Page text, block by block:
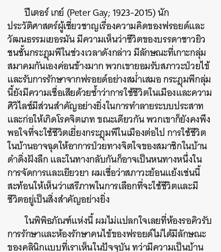
ปีเตอร์ เกย์ (Peter Gay; 1923-2015) นัก
ประวัติศาสตร์ผู้เชี่ยวชาญเรื่องความคิดของฟรอยด์และ
วัฒนธรรมเยอรมัน มีความเห็นว่าชีวิตของบรรดาชาวยิว
ชนชั้นกระฎุมพีในช่วงเวลาดังกล่าว มีลักษณะที่เกาะกลุ่ม
สมาคมกันเองค่อนข้างมาก พวกเขายอมรับสภาวะป่วยไข้
และรับการรักษาจากฟรอยด์อย่างสม่ำเสมอ กระฎุมพีกลุ่ม
นี้ยังมีความเชื่อเสียด้วยซ้ำว่าการใช้ชีวิตในเมืองและความ
ศิวิไลซ์มีส่วนสำคัญอย่างยิ่งในการทำลายระบบประสาท
และก่อให้เกิดโรคจิตเภท ขณะเดียวกัน พวกเขาก็ยังคงพึง
พอใจที่จะใช้ชีวิตเยี่ยงกระฎุมพีในเมืองต่อไป การใช้ชีวิต
ในบ้านอาจฉุดให้อาการป่วยทางจิตใจของสมาชิกในบ้าน
ดำดิ่งฝังลึก และในทางกลับกันก็อาจเป็นหนทางหนึ่งใน
การจัดการและเยียวยา ผมเชื่อว่าสภาวะย้อนแย้งเช่นนี้
สะท้อนให้เห็นว่าเสรีภาพในการเลือกที่จะใช้ชีวิตและมี
ชีวิตอยู่เป็นสิ่งสำคัญอย่างยิ่ง
ในพิพิธภัณฑ์แห่งนี้ ผมไม่แปลกใจเลยที่ห้องรอคิวรับ
การรักษาและห้องรักษาคนไข้ของฟรอยด์ไม่ได้มีลักษณะ
ของคลินิกแบบที่เราเห็นในปัจจุบัน ทว่ามีความเป็นบ้าน